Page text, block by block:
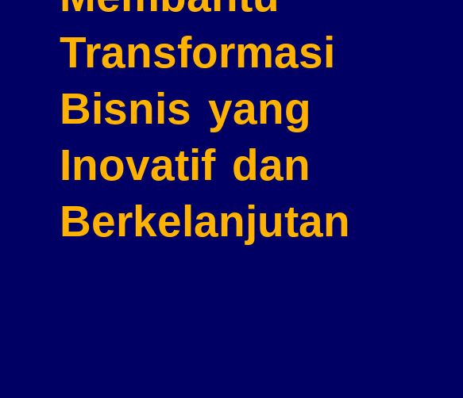
Transformasi
Bisnis yang
Inovatif dan
Berkelanjutan